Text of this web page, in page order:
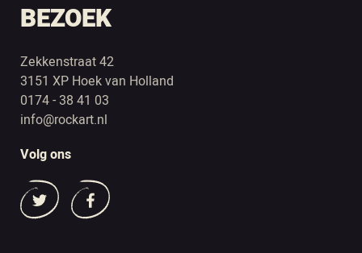
BEZOEK
Zekkenstraat 42
3151 XP Hoek van Holland
0174 - 38 41 03
info@rockart.nl
Volg ons